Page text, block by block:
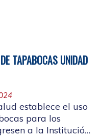
TAPABOCAS UNIDAD
establece el uso
para los
a la Institución